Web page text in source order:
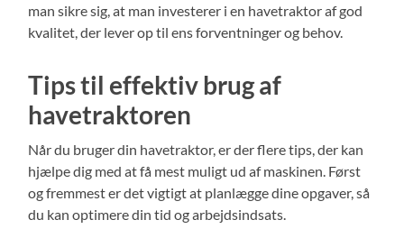
man sikre sig, at man investerer i en havetraktor af god
kvalitet, der lever op til ens forventninger og behov.
Tips til effektiv brug af
havetraktoren
Når du bruger din havetraktor, er der flere tips, der kan
hjælpe dig med at få mest muligt ud af maskinen. Først
og fremmest er det vigtigt at planlægge dine opgaver, så
du kan optimere din tid og arbejdsindsats.